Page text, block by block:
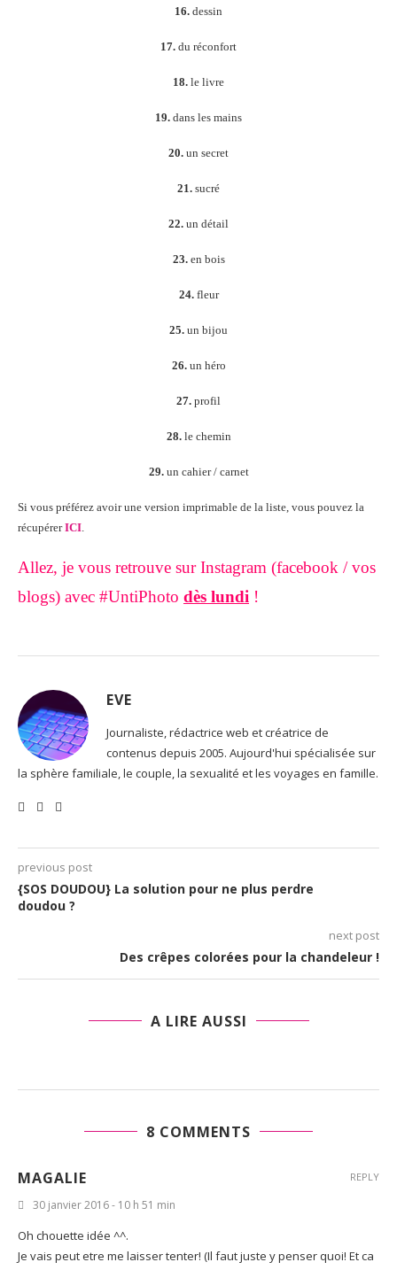
16. dessin
17. du réconfort
18. le livre
19. dans les mains
20. un secret
21. sucré
22. un détail
23. en bois
24. fleur
25. un bijou
26. un héro
27. profil
28.le chemin
29.un cahier / carnet
Si vous préférez avoir une version imprimable de la liste, vous pouvez la
récupérerICI.
Allez, je vous retrouve sur Instagram (facebook / vos
blogs) avec #UntiPhoto dès lundi !
EVE
Journaliste, rédactrice web et créatrice de
contenus depuis 2005. Aujourd'hui spécialisée sur
la sphère familiale, le couple, la sexualité et les voyages en famille.
previous post
{SOS DOUDOU} La solution pour ne plus perdre
doudou ?
next post
Des crêpes colorées pour la chandeleur !
A LIRE AUSSI
8 COMMENTS
MAGALIE
30 janvier 2016 - 10 h 51 min
Oh chouette idée ^^.
Je vais peut etre me laisser tenter! (Il faut juste y penser quoi! Et ca
REPLY